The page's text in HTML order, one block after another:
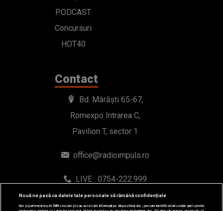
PODCAST
Concursuri
HOT40
Contact
Bd. Mărăști 65-67,
Romexpo Intrarea C,
Pavilion T, sector 1
office@radioimpuls.ro
LIVE : 0754-222.999
WhatsApp: 0754-222.999
Nouă ne pasă ca datele tale personale să rămână confidențiale
Noi și partenerii noștri589stocăm și/sau accesăm informații pe dispozitivul dvs., precum identificatorii cookie unici pentru